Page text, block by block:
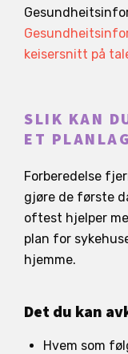
keisersnitt på
SLIK KAN
ET
Forberedelse
gjøre de første
oftest hjelper
plan for
hjemme.
Det du kan
Hvem som